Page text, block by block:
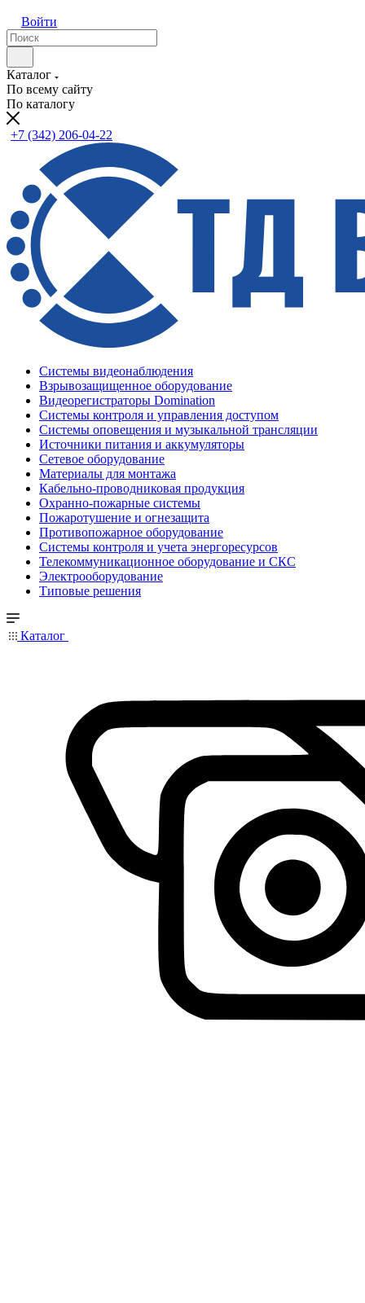
Войти
Каталог
По всему сайту
По каталогу
+7 (342) 206-04-22
Системы видеонаблюдения
Взрывозащищенное оборудование
Видеорегистраторы Domination
Системы контроля и управления доступом
Системы оповещения и музыкальной трансляции
Источники питания и аккумуляторы
Сетевое оборудование
Материалы для монтажа
Кабельно-проводниковая продукция
Охранно-пожарные системы
Пожаротушение и огнезащита
Противопожарное оборудование
Системы контроля и учета энергоресурсов
Телекоммуникационное оборудование и СКС
Электрооборудование
Типовые решения
Каталог